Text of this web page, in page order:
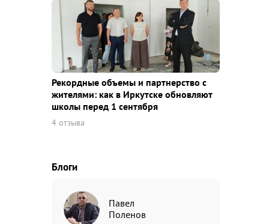
Рекордные объемы и партнерство с
жителями: как в Иркутске обновляют
школы перед 1 сентября
4 отзыва
Блоги
Павел
Поленов